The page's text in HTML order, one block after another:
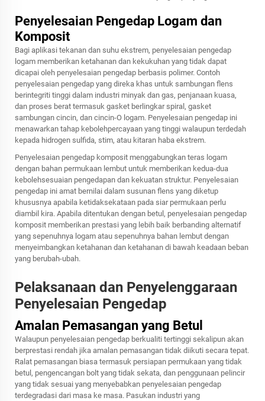
Penyelesaian Pengedap Logam dan
Komposit
Bagi aplikasi tekanan dan suhu ekstrem, penyelesaian pengedap
logam memberikan ketahanan dan kekukuhan yang tidak dapat
dicapai oleh penyelesaian pengedap berbasis polimer. Contoh
penyelesaian pengedap yang direka khas untuk sambungan flens
berintegriti tinggi dalam industri minyak dan gas, penjanaan kuasa,
dan proses berat termasuk gasket berlingkar spiral, gasket
sambungan cincin, dan cincin-O logam. Penyelesaian pengedap ini
menawarkan tahap kebolehpercayaan yang tinggi walaupun terdedah
kepada hidrogen sulfida, stim, atau kitaran haba ekstrem.
Penyelesaian pengedap komposit menggabungkan teras logam
dengan bahan permukaan lembut untuk memberikan kedua-dua
kebolehsesuaian pengedapan dan kekuatan struktur. Penyelesaian
pengedap ini amat bernilai dalam susunan flens yang diketup
khususnya apabila ketidaksekataan pada siar permukaan perlu
diambil kira. Apabila ditentukan dengan betul, penyelesaian pengedap
komposit memberikan prestasi yang lebih baik berbanding alternatif
yang sepenuhnya logam atau sepenuhnya bahan lembut dengan
menyeimbangkan ketahanan dan ketahanan di bawah keadaan beban
yang berubah-ubah.
Pelaksanaan dan Penyelenggaraan
Penyelesaian Pengedap
Amalan Pemasangan yang Betul
Walaupun penyelesaian pengedap berkualiti tertinggi sekalipun akan
berprestasi rendah jika amalan pemasangan tidak diikuti secara tepat.
Ralat pemasangan biasa termasuk persiapan permukaan yang tidak
betul, pengencangan bolt yang tidak sekata, dan penggunaan pelincir
yang tidak sesuai yang menyebabkan penyelesaian pengedap
terdegradasi dari masa ke masa. Pasukan industri yang